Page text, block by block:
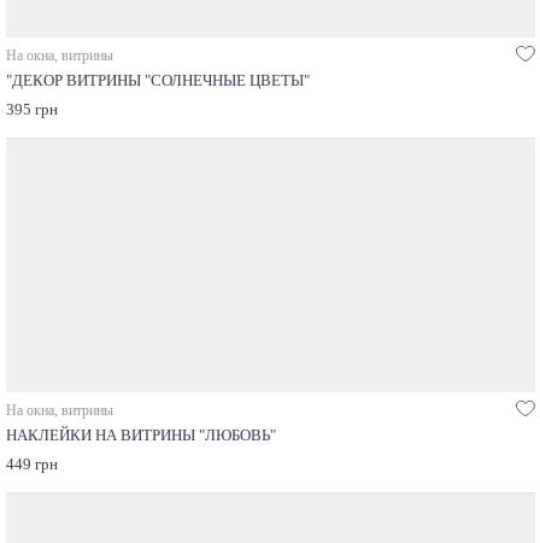
На окна, витрины
"ДЕКОР ВИТРИНЫ "СОЛНЕЧНЫЕ ЦВЕТЫ"
395 грн
На окна, витрины
НАКЛЕЙКИ НА ВИТРИНЫ "ЛЮБОВЬ"
449 грн